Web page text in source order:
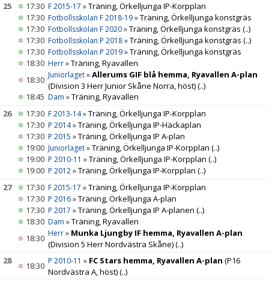
25
17:30 F 2015-17 »Träning, Örkelljunga IP-Korpplan
17:30 Fotbollsskolan F 2018-19»Träning, Örkelljunga konstgräs
17:30 Fotbollsskolan F 2020»Träning, Örkelljunga konstgräs (..)
17:30 Fotbollsskolan P 2018»Träning, Örkelljunga konstgräs (..)
17:30 Fotbollsskolan P 2019»Träning, Örkelljunga konstgräs
18:30 Herr»Träning, Ryavallen
18:30Juniorlaget»Allerums GIF blå hemma, Ryavallen A-plan
(Division 3 Herr Junior Skåne Norra, höst)(..)
18:45 Dam »Träning, Ryavallen
26
17:30 F 2013-14»Träning, Örkelljunga IP-Korpplan
17:30 P 2014»Träning, Örkelljunga IP-Häckaplan
17:30 P 2015 »Träning, Örkelljunga IP A-plan
19:00 Juniorlaget»Träning, Örkelljunga IP-Korpplan (..)
19:00 P 2010-11 »Träning, Örkelljunga IP-Korpplan (..)
19:00 P 2012»Träning, Örkelljunga IP-Korpplan (..)
27
17:30 F 2015-17 »Träning, Örkelljunga IP-Korpplan
17:30 P 2016»Träning, Örkelljunga A-plan
17:30 P 2017 »Träning, Örkelljunga IP A-planen (..)
18:30 Dam »Träning, Ryavallen
18:30 Herr» Munka Ljungby IF hemma, Ryavallen A-plan
(Division 5 Herr Nordvästra Skåne)(..)
28
18:30 P 2010-11 » FC Stars hemma, Ryavallen A-plan (P16
Nordvästra A, höst)(..)